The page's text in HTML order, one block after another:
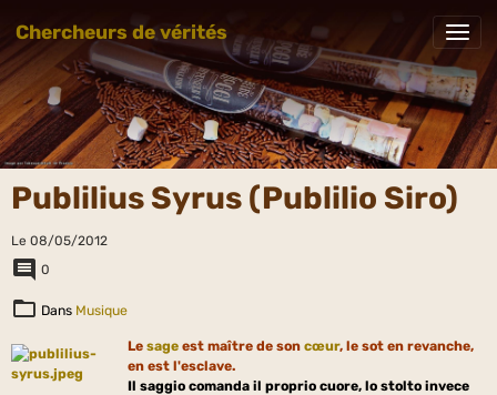
Chercheurs de vérités
Publilius Syrus (Publilio Siro)
Le 08/05/2012
0
Dans Musique
Le sage est maître de son cœur, le sot en revanche,
en est l'esclave.
Il saggio comanda il proprio cuore, lo stolto invece